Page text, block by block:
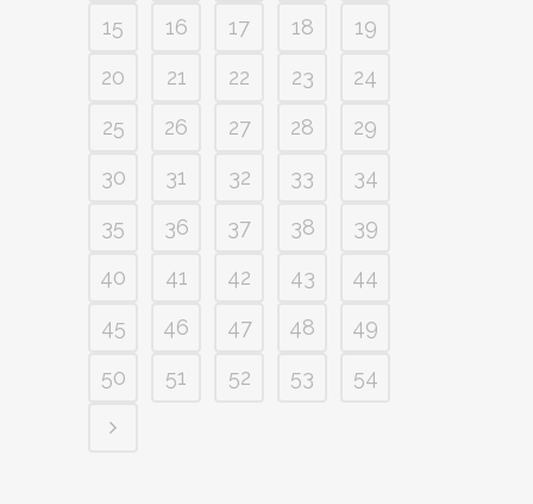
15
16 17 18
19
20
21 22 23
24
25
26 27 28
29
30
31 32 33
34
35
36 37 38
39
40
41 42 43
44
45
46 47 48
49
50
51 52 53 54